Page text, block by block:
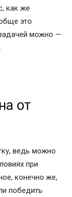
как же
это
можно —
от
ведь можно
при
конечно же,
победить